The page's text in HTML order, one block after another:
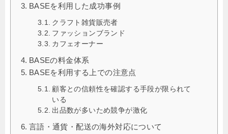
BASEを利用した成功事例
クラフト雑貨販売者
ファッションブランド
カフェオーナー
BASEの料金体系
BASEを利用する上での注意点
顧客との信頼性を確認する手段が限られて
いる
出品数が多いため競争が激化
言語・通貨・配送の海外対応について